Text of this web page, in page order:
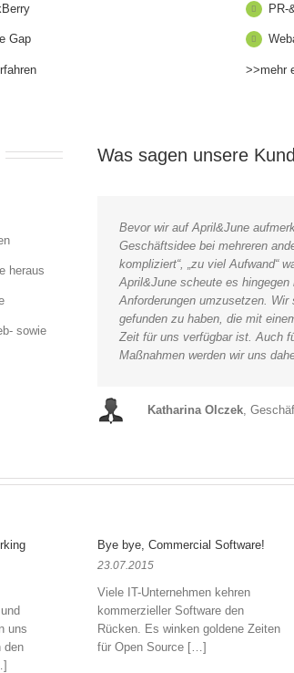
Gap
PR-
>>mehr
heraus
sowie
Was sagen unsere
Bevor wir auf April&June
Geschäftsidee bei mehreren
kompliziert“, „zu viel Aufwand“
April&June scheute es
Anforderungen umzusetzen.
gefunden zu haben, die mit
Zeit für uns verfügbar ist. Auch
Maßnahmen werden wir uns
Katharina Olczek,
uns
den
Bye bye, Commercial Software!
23.07.2015
Viele IT-Unternehmen kehren
kommerzieller Software den
Rücken. Es winken goldene Zeiten
für Open Source […]